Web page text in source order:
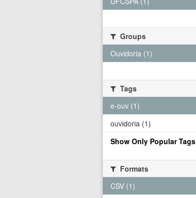
Groups
Ouvidoria (1)
Tags
e-ouv (1)
ouvidoria (1)
Show Only Popular Tags
Formats
CSV (1)